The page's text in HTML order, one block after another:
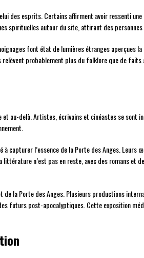
des esprits. Certains affirment avoir ressenti
spirituelles autour du site, attirant des personnes
font état de lumières étranges aperçues
probablement plus du folklore que de
au-delà. Artistes, écrivains et cinéastes se sont
capturer l’essence de la Porte des Anges. Leurs
n’est pas en reste, avec des romans et
de la Porte des Anges. Plusieurs productions
futurs post-apocalyptiques. Cette exposition